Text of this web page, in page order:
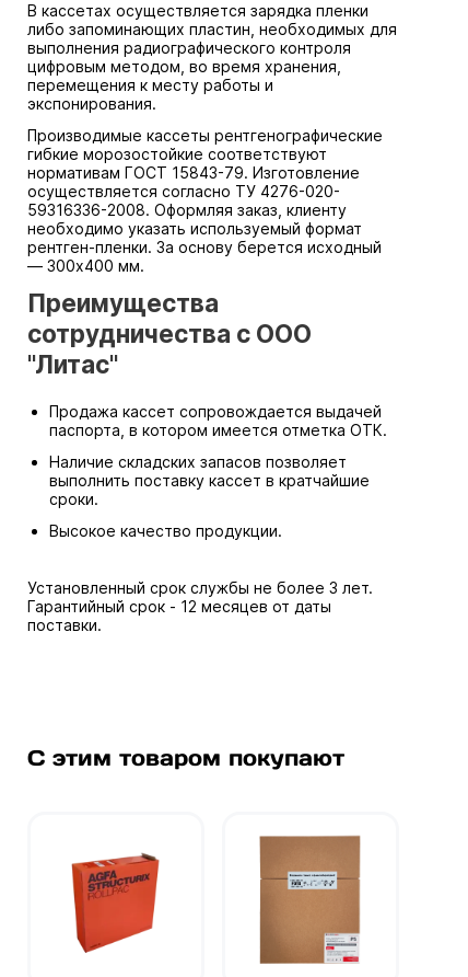
В кассетах осуществляется зарядка пленки
либо запоминающих пластин, необходимых для
выполнения радиографического контроля
цифровым методом, во время хранения,
перемещения к месту работы и
экспонирования.
Производимые кассеты рентгенографические
гибкие морозостойкие соответствуют
нормативам ГОСТ 15843-79. Изготовление
осуществляется согласно ТУ 4276-020-
59316336-2008. Оформляя заказ, клиенту
необходимо указать используемый формат
рентген-пленки. За основу берется исходный
— 300х400 мм.
Преимущества
сотрудничества с ООО
"Литас"
Продажа кассет сопровождается выдачей
паспорта, в котором имеется отметка ОТК.
Наличие складских запасов позволяет
выполнить поставку кассет в кратчайшие
сроки.
Высокое качество продукции.
Установленный срок службы не более 3 лет.
Гарантийный срок - 12 месяцев от даты
поставки.
С этим товаром покупают